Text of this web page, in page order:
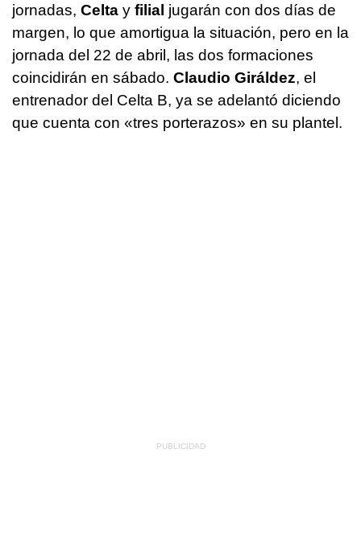
jornadas, Celta y filial jugarán con dos días de
margen, lo que amortigua la situación, pero en la
jornada del 22 de abril, las dos formaciones
coincidirán en sábado. Claudio Giráldez, el
entrenador del Celta B, ya se adelantó diciendo
que cuenta con «tres porterazos» en su plantel.